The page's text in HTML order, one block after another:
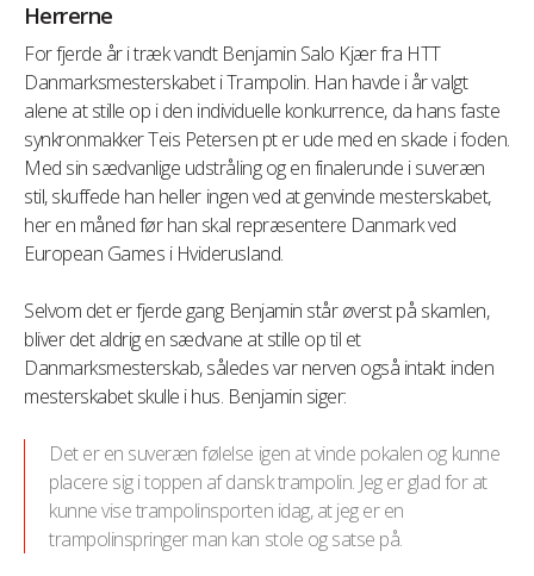
Herrerne
For fjerde år i træk vandt Benjamin Salo Kjær fra HTT
Danmarksmesterskabet i Trampolin. Han havde i år valgt
alene at stille op i den individuelle konkurrence, da hans faste
synkronmakker Teis Petersen pt er ude med en skade i foden.
Med sin sædvanlige udstråling og en finalerunde i suveræn
stil, skuffede han heller ingen ved at genvinde mesterskabet,
her en måned før han skal repræsentere Danmark ved
European Games i Hviderusland.
Selvom det er fjerde gang Benjamin står øverst på skamlen,
bliver det aldrig en sædvane at stille op til et
Danmarksmesterskab, således var nerven også intakt inden
mesterskabet skulle i hus. Benjamin siger:
Det er en suveræn følelse igen at vinde pokalen og kunne
placere sig i toppen af dansk trampolin. Jeg er glad for at
kunne vise trampolinsporten idag, at jeg er en
trampolinspringer man kan stole og satse på.